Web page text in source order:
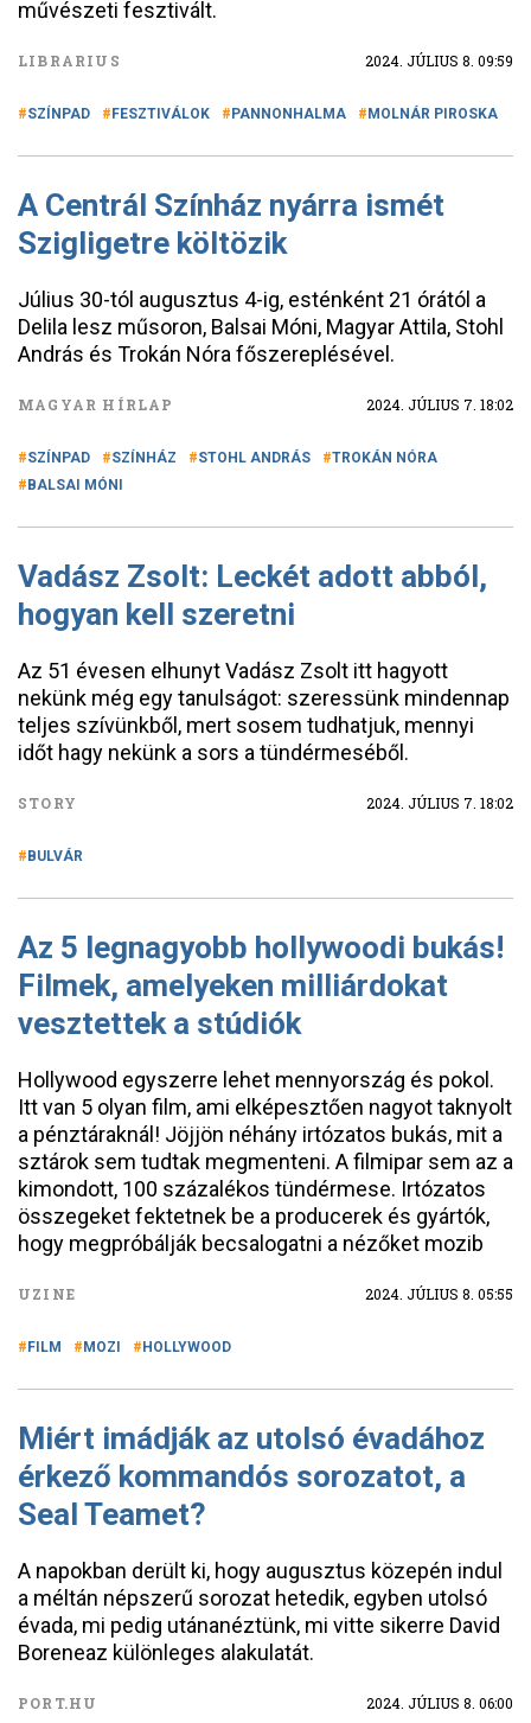
művészeti fesztivált.
LIBRARIUS 2024. JÚLIUS 8. 09:59
SZÍNPAD FESZTIVÁLOK PANNONHALMA MOLNÁR PIROSKA
A Centrál Színház nyárra ismét
Szigligetre költözik
Július 30-tól augusztus 4-ig, esténként 21 órától a
Delila lesz műsoron, Balsai Móni, Magyar Attila, Stohl
András és Trokán Nóra főszereplésével.
MAGYAR HÍRLAP 2024. JÚLIUS 7. 18:02
SZÍNPAD SZÍNHÁZ STOHL ANDRÁS
TROKÁN NÓRA
BALSAI MÓNI
Vadász Zsolt: Leckét adott abból,
hogyan kell szeretni
Az 51 évesen elhunyt Vadász Zsolt itt hagyott
nekünk még egy tanulságot: szeressünk mindennap
teljes szívünkből, mert sosem tudhatjuk, mennyi
időt hagy nekünk a sors a tündérmeséből.
STORY 2024. JÚLIUS 7. 18:02
BULVÁR
Az 5 legnagyobb hollywoodi bukás!
Filmek, amelyeken milliárdokat
vesztettek a stúdiók
Hollywood egyszerre lehet mennyország és pokol.
Itt van 5 olyan film, ami elképesztően nagyot taknyolt
a pénztáraknál! Jöjjön néhány irtózatos bukás, mit a
sztárok sem tudtak megmenteni. A filmipar sem az a
kimondott, 100 százalékos tündérmese. Irtózatos
összegeket fektetnek be a producerek és gyártók,
hogy megpróbálják becsalogatni a nézőket mozib
UZINE 2024. JÚLIUS 8. 05:55
FILM MOZI HOLLYWOOD
Miért imádják az utolsó évadához
érkező kommandós sorozatot, a
Seal Teamet?
A napokban derült ki, hogy augusztus közepén indul
a méltán népszerű sorozat hetedik, egyben utolsó
évada, mi pedig utánanéztünk, mi vitte sikerre David
Boreneaz különleges alakulatát.
PORT.HU 2024. JÚLIUS 8. 06:00